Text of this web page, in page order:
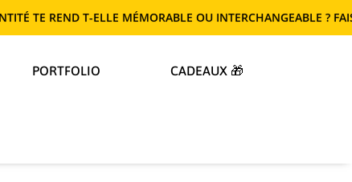
T-ELLE MÉMORABLE OU INTERCHANGEABLE ? FAIS LE
PORTFOLIO CADEAUX 🎁